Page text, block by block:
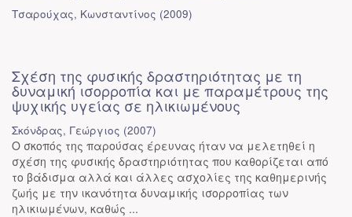
Τσαρούχας, Κωνσταντίνος (2009)
Σχέση της φυσικής δραστηριότητας με τη
δυναμική ισορροπία και με παραμέτρους της
ψυχικής υγείας σε ηλικιωμένους
Σκόνδρας, Γεώργιος (2007)
Ο σκοπός της παρούσας έρευνας ήταν να μελετηθεί η
σχέση της φυσικής δραστηριότητας που καθορίζεται από
το βάδισμα αλλά και άλλες ασχολίες της καθημερινής
ζωής με την ικανότητα δυναμικής ισορροπίας των
ηλικιωμένων, καθώς ...